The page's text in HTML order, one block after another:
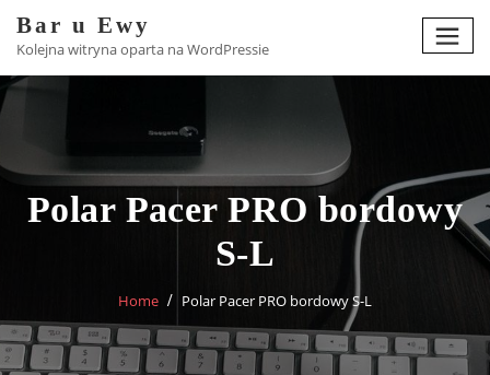
content
Bar u Ewy
Kolejna witryna oparta na WordPressie
Polar Pacer PRO bordowy
S-L
Home Polar Pacer PRO bordowy S-L